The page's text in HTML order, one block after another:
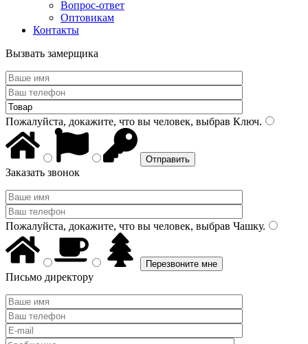
Вопрос-ответ
Оптовикам
Контакты
Вызвать замерщика
Пожалуйста, докажите, что вы человек, выбрав Ключ.
Заказать звонок
Пожалуйста, докажите, что вы человек, выбрав Чашку.
Письмо директору